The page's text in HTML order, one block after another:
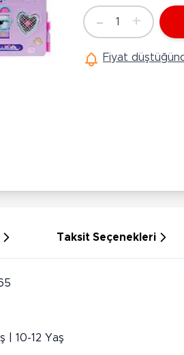
Anne Bebek
Aktivite Masaları
Bebek Araç Gereçleri
Adet
- 1 +
Fiyat
Taksit Seçenekleri
| 10-12 Yaş